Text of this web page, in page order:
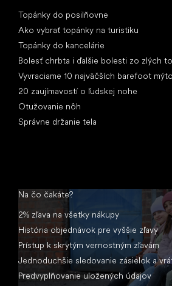
Topánky do posilňovne
Ako vybrať topánky na turistiku
Topánky do kancelárie
Bolesť chrbta i ďalšie bolesti zo zlých
Vyvraciame 10 najväčších barefoot
20 zaujímavostí o ľudskej nohe
Otužovanie nôh
Správne držanie tela
Na čo čakáte?
2% zľava na všetky nákupy
História objednávok pre vyššie zľavy
Prístup k skrytým vernostným zľavám
Jednoduchšie sledovanie zásielok a
Predvyplňovanie uložených údajov